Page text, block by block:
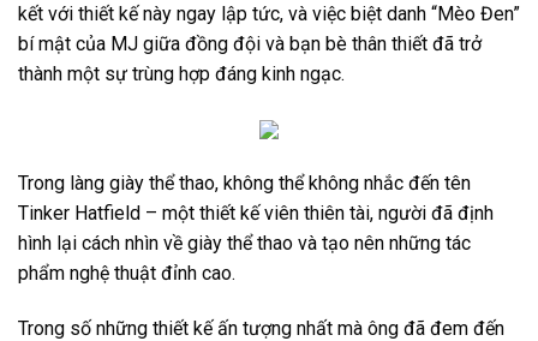
kết với thiết kế này ngay lập tức, và việc biệt danh “Mèo Đen”
bí mật của MJ giữa đồng đội và bạn bè thân thiết đã trở
thành một sự trùng hợp đáng kinh ngạc.
Trong làng giày thể thao, không thể không nhắc đến tên
Tinker Hatfield – một thiết kế viên thiên tài, người đã định
hình lại cách nhìn về giày thể thao và tạo nên những tác
phẩm nghệ thuật đỉnh cao.
Trong số những thiết kế ấn tượng nhất mà ông đã đem đến